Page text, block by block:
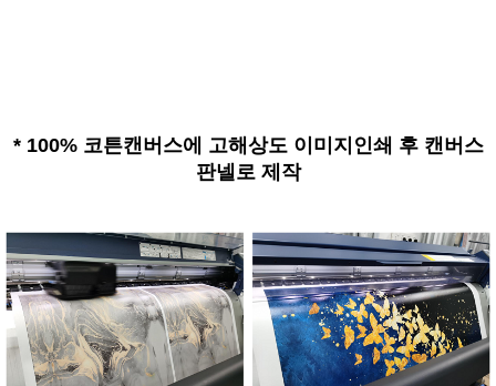
* 100% 코튼캔버스에 고해상도 이미지인쇄 후 캔버스
판넬로 제작